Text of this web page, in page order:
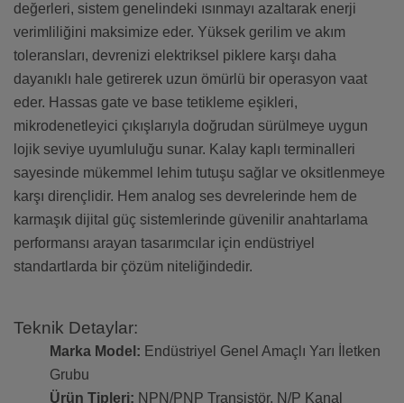
değerleri, sistem genelindeki ısınmayı azaltarak enerji
verimliliğini maksimize eder. Yüksek gerilim ve akım
toleransları, devrenizi elektriksel piklere karşı daha
dayanıklı hale getirerek uzun ömürlü bir operasyon vaat
eder. Hassas gate ve base tetikleme eşikleri,
mikrodenetleyici çıkışlarıyla doğrudan sürülmeye uygun
lojik seviye uyumluluğu sunar. Kalay kaplı terminalleri
sayesinde mükemmel lehim tutuşu sağlar ve oksitlenmeye
karşı dirençlidir. Hem analog ses devrelerinde hem de
karmaşık dijital güç sistemlerinde güvenilir anahtarlama
performansı arayan tasarımcılar için endüstriyel
standartlarda bir çözüm niteliğindedir.
Teknik Detaylar:
Marka Model: Endüstriyel Genel Amaçlı Yarı İletken
Grubu
Ürün Tipleri: NPN/PNP Transistör, N/P Kanal